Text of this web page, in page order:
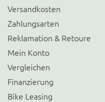
Versandkosten
Zahlungsarten
Reklamation & Retoure
Mein Konto
Vergleichen
Finanzierung
Bike Leasing